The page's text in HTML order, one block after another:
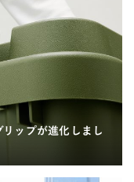
リップが進化しまし